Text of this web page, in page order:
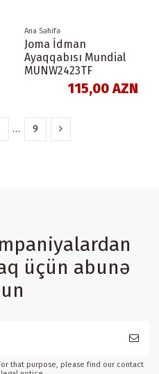
Ana Səhifə
Joma İdman
Ayaqqabısı Mundial
MUNW2423TF
115,00 AZN
… 9
üçün abunə
that purpose, please find our contact